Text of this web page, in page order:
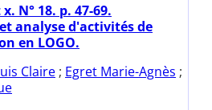
N° 18. p. 47-69.
analyse d'activités de
en LOGO.
Claire ; Egret Marie-Agnès ;